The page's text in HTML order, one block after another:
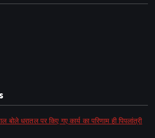
बोले धरातल पर किए गए कार्य का परिणाम ही पिपलांत्री